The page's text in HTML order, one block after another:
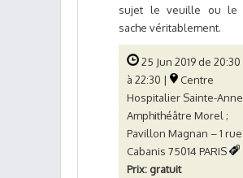
sujet le veuille ou le
sache véritablement.
25 Jun 2019 de 20:30
à 22:30 |
Centre
Hospitalier Sainte-Anne,
Amphithéâtre Morel ;
Pavillon Magnan – 1 rue
Cabanis 75014 PARIS
Prix: gratuit